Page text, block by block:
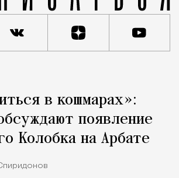
в кошмарах»:
появление
Колобка на Арбате